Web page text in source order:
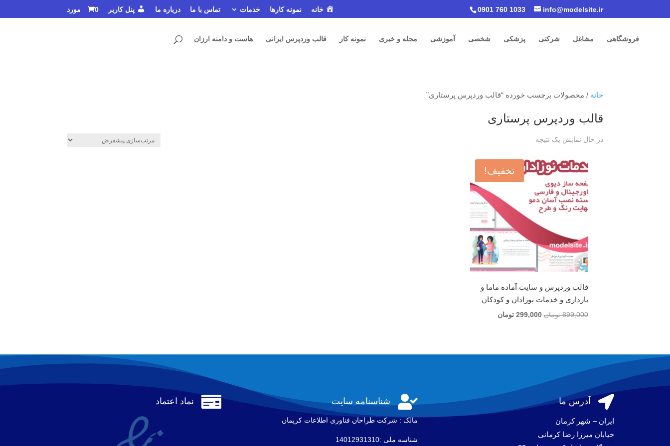
0901 760 1033 info@modelsite.ir خانه نمونه کارها خدمات تماس با ما درباره ما پنل کاربر 0 مورد
فروشگاهی مشاغل شرکتی پزشکی شخصی آموزشی مجله و خبری نمونه کار قالب وردپرس ایرانی هاست و دامنه ارزان
خانه / محصولات برچسب خورده “قالب وردپرس پرستاری”
قالب وردپرس پرستاری
در حال نمایش یک نتیجه
تخفیف!
قالب وردپرس و سایت آماده ماما و
بارداری و خدمات نوزادان و کودکان
899,000 تومان قیمت
299,000 تومان
 نماد اعتماد  شناسنامه سایت
مالک : شرکت طراحان فناوری اطلاعات كريمان
شناسه ملی :14012931310
 آدرس ما
ایران – شهر کرمان
خیابان میرزا رضا کرمانی